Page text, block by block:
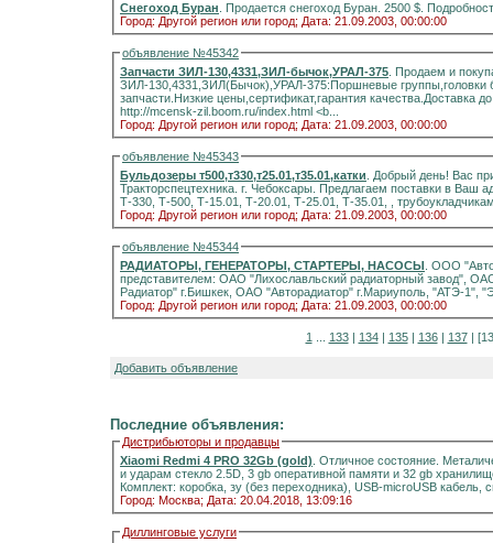
Снегоход Буран
Город: Другой регион или город; Дата: 21.09.2003, 00:00:00
объявление №45342
Запчасти ЗИЛ-130,4331,ЗИЛ-бычок,УРАЛ-375 . Продаем и
ЗИЛ-130,4331,ЗИЛ(Бычок),УРАЛ-375:Поршневые группы,головки
запчасти.Низкие цены,сертификат,гарантия качества.Доставка до Москвы и в регионы.
http://mcensk-zil.boom.ru/index.html <b...
Город: Другой регион или город; Дата: 21.09.2003, 00:00:00
объявление №45343
Бульдозеры т500,т330,т25.01,т35.01,катки . Добрый день! Вас приветствует Производственно-ремонтное предприятие
Тракторспецтехника. г. Чебоксары. Предлагаем поставки в Ваш адрес бульдозера и запасные части к бульдозерам.
Город: Другой регион или город; Дата: 21.09.2003, 00:00:00
объявление №45344
РАДИАТОРЫ, ГЕНЕРАТОРЫ, СТАРТЕРЫ, НАСОСЫ . ООО
представителем: ОАО "Лихославльский радиаторный завод", ОАО "Шадринский автоагрегаторный завод", "Автомаш-
Радиатор" г.Бишкек, ОАО
Город: Другой регион или город; Дата: 21.09.2003, 00:00:00
1 133| 134| 135| 136| 137|
Добавить объявление
Последние объявления:
Дистрибьюторы и продавцы
Xiaomi Redmi 4 PRO 32Gb (gold) . Отличное состояние.
и ударам стекло 2.5D, 3 gb оперативной памяти и 32 gb
Комплект: коробка, зу (без переходника), USB-microUSB
Город: Москва; Дата: 20.04.2018, 13:09:16
Диллинговые услуги